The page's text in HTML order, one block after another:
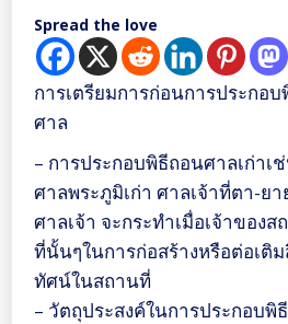
Spread the love
การเตรียมการก่อนการประกอ
ศาล
– การประกอบพิธีถอนศาลเก่าเ
ศาลพระภูมิเก่า ศาลเจ้าที่ตา-ยา
ศาลเจ้า จะกระทำเมื่อเจ้าของ
ที่นั้นๆในการก่อสร้างหรือต่อเติ
ทัศน์ในสถานที่
– วัตถุประสงค์ในการประกอบพิ